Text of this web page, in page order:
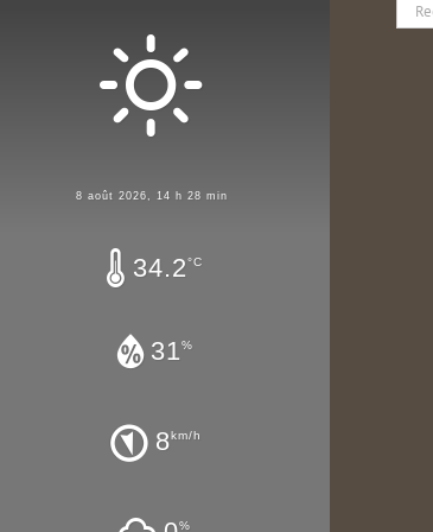
8 août 2026, 14 h 28 min
34.2°C
31%
8km/h
%